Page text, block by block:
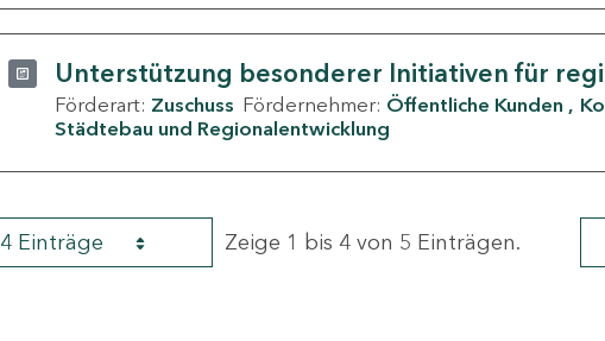
Unterstützung besonderer Initiativen für
Förderart: Zuschuss Fördernehmer: Öffentliche Kunden
Städtebau und Regionalentwicklung
4 Einträge Zeige 1 bis 4 von 5 Einträgen.